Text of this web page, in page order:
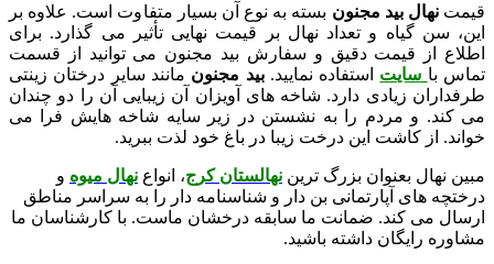
قیمتنهال بید مجنون بسته به نوع آن بسیار متفاوت است. علاوه بر
این، سن گیاه و تعداد نهال بر قیمت نهایی تأثیر می گذارد. برای
اطلاع از قیمت دقیق و سفارش بید مجنون می توانید از قسمت
تماس با سایت استفاده نمایید.بید مجنون مانند سایر درختان زینتی
طرفداران زیادی دارد. شاخه های آویزان آن زیبایی آن را دو چندان
می کند. و مردم را به نشستن در زیر سایه شاخه هایش فرا می
خواند. از کاشت این درخت زیبا در باغ خود لذت ببرید.
مبین نهال بعنوان بزرگ ترین نهالستان کرج، انواع نهال میوه و
درختچه های آپارتمانی بن دار و شناسنامه دار را به سراسر مناطق
ارسال می کند. ضمانت ما سابقه درخشان ماست. با کارشناسان ما
مشاوره رایگان داشته باشید.